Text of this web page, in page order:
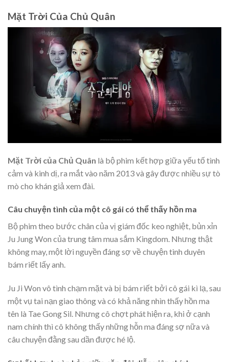
Mặt Trời Của Chủ Quân
Mặt Trời của Chủ Quân là bộ phim kết hợp giữa yếu tố tình
cảm và kinh dị, ra mắt vào năm 2013 và gây được nhiều sự tò
mò cho khán giả xem đài.
Câu chuyện tình của một cô gái có thể thấy hồn ma
Bộ phim theo bước chân của vị giám đốc keo nghiệt, bủn xỉn
Ju Jung Won của trung tâm mua sắm Kingdom. Nhưng thật
không may, một lời nguyền đáng sợ về chuyện tình duyên
bám riết lấy anh.
Ju Ji Won vô tình chạm mặt và bị bám riết bởi cô gái kì lạ, sau
một vụ tai nạn giao thông và có khả năng nhìn thấy hồn ma
tên là Tae Gong Sil. Nhưng cô chợt phát hiện ra, khi ở cạnh
nam chính thì cô không thấy những hỗn ma đáng sợ nữa và
câu chuyện đằng sau dần được hé lộ.